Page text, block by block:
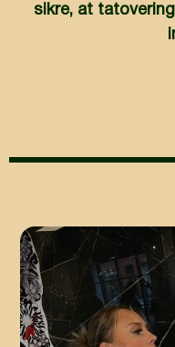
sikre, at